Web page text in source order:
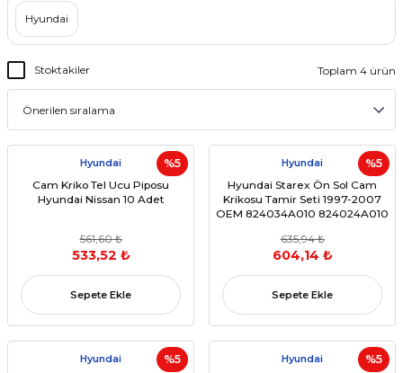
Hyundai
Stoktakiler Toplam 4 ürün
%5
Hyundai
Cam Kriko Tel Ucu Piposu
Hyundai Nissan 10 Adet
561,60 ₺
533,52 ₺
Sepete Ekle
%5
Hyundai
Hyundai Starex Ön Sol Cam
Krikosu Tamir Seti 1997-2007
OEM 824034A010 824024A010
635,94 ₺
604,14 ₺
Sepete Ekle
%5
Hyundai %5
Hyundai